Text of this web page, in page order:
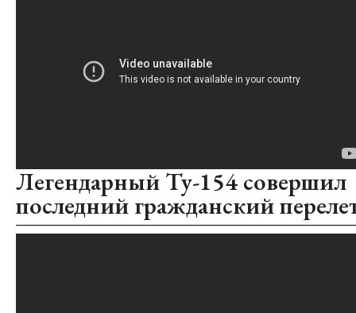
Легендарный Ту-154 совершил
последний гражданский